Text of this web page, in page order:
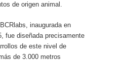
de origen animal.
inaugurada en
fue diseñada precisamente
de este nivel de
de 3.000 metros